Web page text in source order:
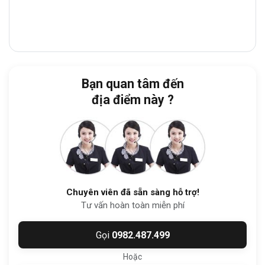
khu vực tiện ích như bệnh viện, trường học,
nhà hàng ăn uống,….
nhà có vị trí giao thông thuận tiện, dễ dàng
kết nối đếnQuận 3, Phú Nhuận, Bình
và các khu vực lân cận và các địa
Chợ Tân Định: 4 phút
Warning Zone 33: 6 phút
Bạn quan tâm đến
địa điểm này ?
Chuyên viên đã sẵn sàng hỗ trợ!
Tư vấn hoàn toàn miễn phí
Gọi 0982.487.499
Hoặc